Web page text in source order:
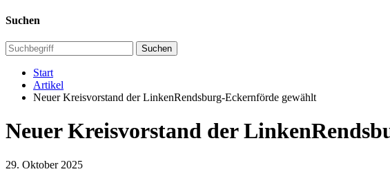
Suchen
Suchen
Start
Artikel
Neuer Kreisvorstand der LinkenRendsburg-Eckernförde gewählt
Neuer Kreisvorstand der
29. Oktober 2025